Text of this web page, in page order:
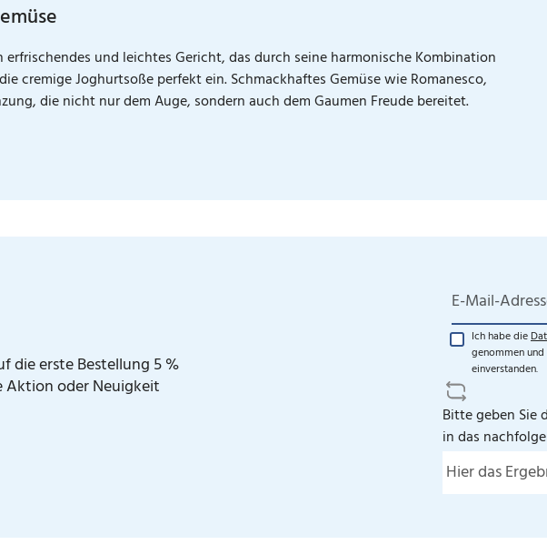
und leichtes Gericht, das durch seine harmonische Kombination
cremige Joghurtsoße perfekt ein. Schmackhaftes Gemüse wie Romanesco,
die nicht nur dem Auge, sondern auch dem Gaumen Freude bereitet.
die erste Bestellung 5 %
Aktion oder Neuigkeit
E-Mail-Adresse*
Ich habe die
genommen
einverstanden.
Bitte geben Sie
in das